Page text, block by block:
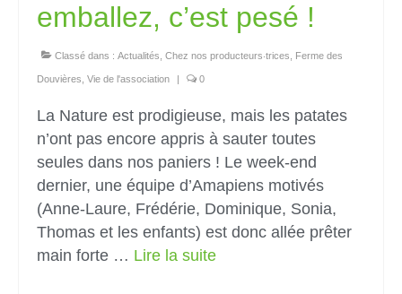
emballez, c’est pesé !
Classé dans : Actualités Chez nos producteurs‧trices Ferme des
Douvières Vie de l'association 0
La Nature est prodigieuse, mais les patates
n’ont pas encore appris à sauter toutes
seules dans nos paniers ! Le week-end
dernier, une équipe d’Amapiens motivés
(Anne-Laure, Frédérie, Dominique, Sonia,
Thomas et les enfants) est donc allée prêter
main forte … Lire la suite­­